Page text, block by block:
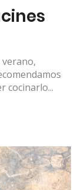
verano,
cocinarlo...